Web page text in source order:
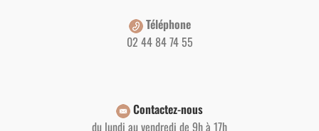
Téléphone
02 44 84 74 55
Contactez-nous
du lundi au vendredi de 9h à 17h